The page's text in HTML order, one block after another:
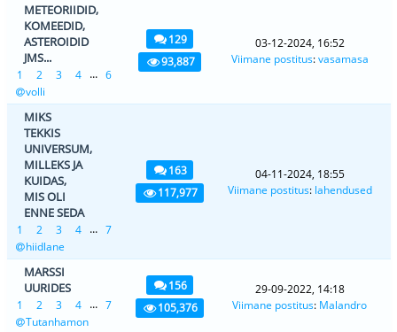
METEORIIDID,
KOMEEDID,
ASTEROIDID
JMS...
1 2 3 4 ... 6
volli
129
93,887
03-12-2024, 16:52
Viimane postitus:vasamasa
MIKS
TEKKIS
UNIVERSUM,
MILLEKS JA
KUIDAS,
MIS OLI
ENNE SEDA
1 2 3 4 ... 7
hiidlane
163
117,977
04-11-2024, 18:55
Viimane postitus: lahendused
MARSSI
UURIDES
1 2 3 4 ... 7
Tutanhamon
156
105,376
29-09-2022, 14:18
Viimane postitus: Malandro